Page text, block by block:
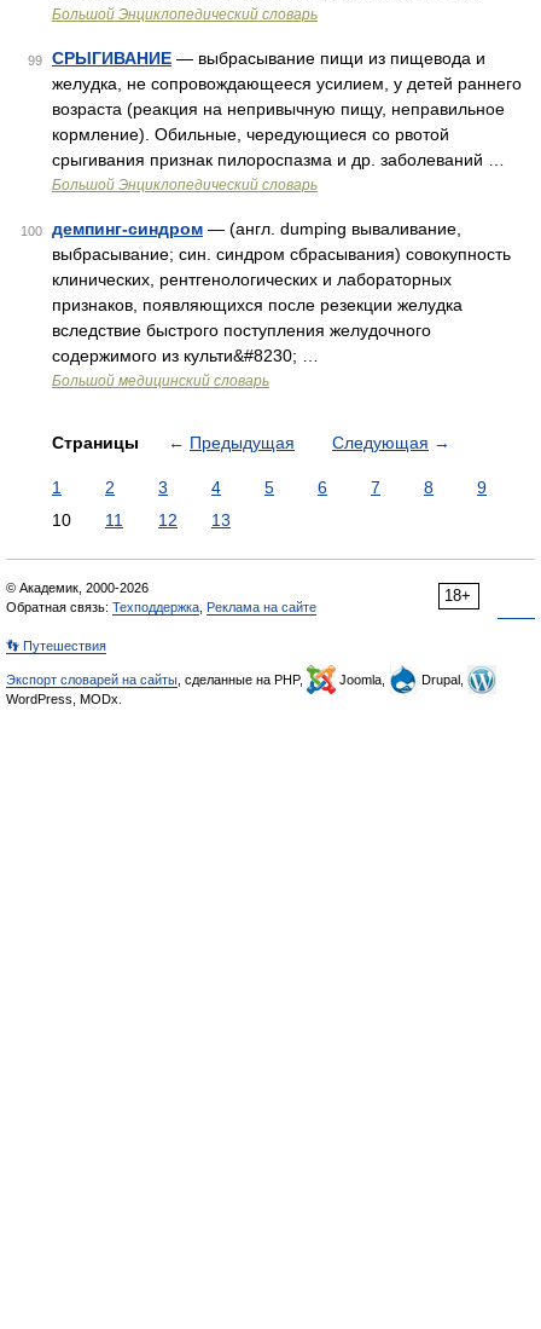
Большой Энциклопедический словарь
99 СРЫГИВАНИЕ — выбрасывание пищи из пищевода и
желудка, не сопровождающееся усилием, у детей раннего
возраста (реакция на непривычную пищу, неправильное
кормление). Обильные, чередующиеся со рвотой
срыгивания признак пилороспазма и др. заболеваний …
Большой Энциклопедический словарь
100 демпинг-синдром — (англ. dumping вываливание,
выбрасывание; син. синдром сбрасывания) совокупность
клинических, рентгенологических и лабораторных
признаков, появляющихся после резекции желудка
вследствие быстрого поступления желудочного
содержимого из культи&#8230; …
Большой медицинский словарь
Страницы ← Предыдущая Следующая →
1 2 3 4 5 6 7 8
9
10
11 12 13
18+
© Академик, 2000-2026
Обратная связь: Техподдержка Реклама на сайте
👣 Путешествия
Экспорт словарей на сайты , сделанные на PHP, Joomla,
Drupal,
WordPress, MODx.